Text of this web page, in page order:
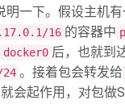
一下。假设主机
16 的容器中
docker0 后，也就到
。接着包会转发给
会起作用，对包做